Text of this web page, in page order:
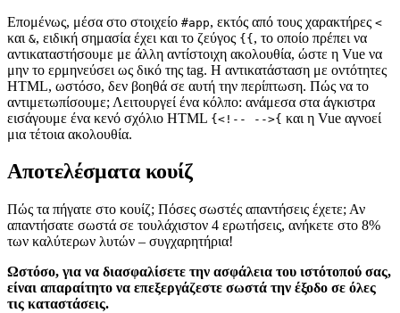
Επομένως, μέσα στο στοιχείο #app, εκτός από τους χαρακτήρες <
και &, ειδική σημασία έχει και το ζεύγος {{, το οποίο πρέπει να
αντικαταστήσουμε με άλλη αντίστοιχη ακολουθία, ώστε η Vue να
μην το ερμηνεύσει ως δικό της tag. Η αντικατάσταση με οντότητες
HTML, ωστόσο, δεν βοηθά σε αυτή την περίπτωση. Πώς να το
αντιμετωπίσουμε; Λειτουργεί ένα κόλπο: ανάμεσα στα άγκιστρα
εισάγουμε ένα κενό σχόλιο HTML {<!-- -->{ και η Vue αγνοεί
μια τέτοια ακολουθία.
Αποτελέσματα κουίζ
Πώς τα πήγατε στο κουίζ; Πόσες σωστές απαντήσεις έχετε; Αν
απαντήσατε σωστά σε τουλάχιστον 4 ερωτήσεις, ανήκετε στο 8%
των καλύτερων λυτών – συγχαρητήρια!
Ωστόσο, για να διασφαλίσετε την ασφάλεια του ιστότοπού σας,
είναι απαραίτητο να επεξεργάζεστε σωστά την έξοδο σε όλες
τις καταστάσεις.